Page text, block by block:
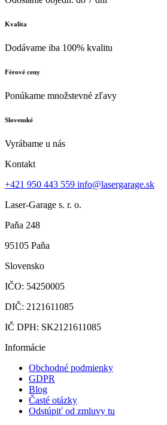
Kvalita
Dodávame iba 100% kvalitu
Férové ceny
Ponúkame množstevné zľavy
Slovenské
Vyrábame u nás
Kontakt
+421 950 443 559 info@lasergarage.sk
Laser-Garage s. r. o.
Paňa 248
95105 Paňa
Slovensko
IČO: 54250005
DIČ: 2121611085
IČ DPH: SK2121611085
Informácie
Obchodné podmienky
GDPR
Blog
Časté otázky
Odstúpiť od zmluvy tu